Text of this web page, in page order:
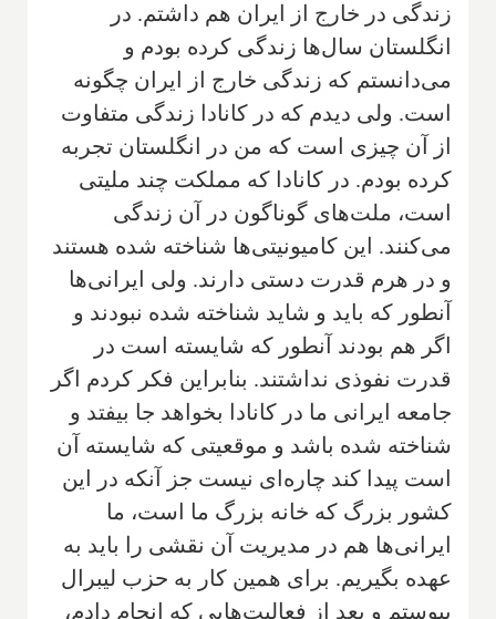
زندگی در خارج از ایران هم داشتم. در
انگلستان سال‌ها زندگی کرده بودم و
می‌دانستم که زندگی خارج از ایران چگونه
است. ولی دیدم که در کانادا زندگی متفاوت
از آن چیزی است که من در انگلستان تجربه
کرده بودم. در کانادا که مملکت چند ملیتی
است، ملت‌های گوناگون در آن زندگی
می‌کنند. این کامیونیتی‌ها شناخته شده هستند
و در هرم قدرت دستی دارند. ولی ایرانی‌ها
آنطور که باید و شاید شناخته شده نبودند و
اگر هم بودند آنطور که شایسته است در
قدرت نفوذی نداشتند. بنابراین فکر کردم اگر
جامعه ایرانی ما در کانادا بخواهد جا بیفتد و
شناخته شده باشد و موقعیتی که شایسته آن
است پیدا کند چاره‌ای نیست جز آنکه در این
کشور بزرگ که خانه بزرگ ما است، ما
ایرانی‌ها هم در مدیریت آن نقشی را باید به
عهده بگیریم. برای همین کار به حزب لیبرال
پیوستم و بعد از فعالیت‌هایی که انجام دادم،